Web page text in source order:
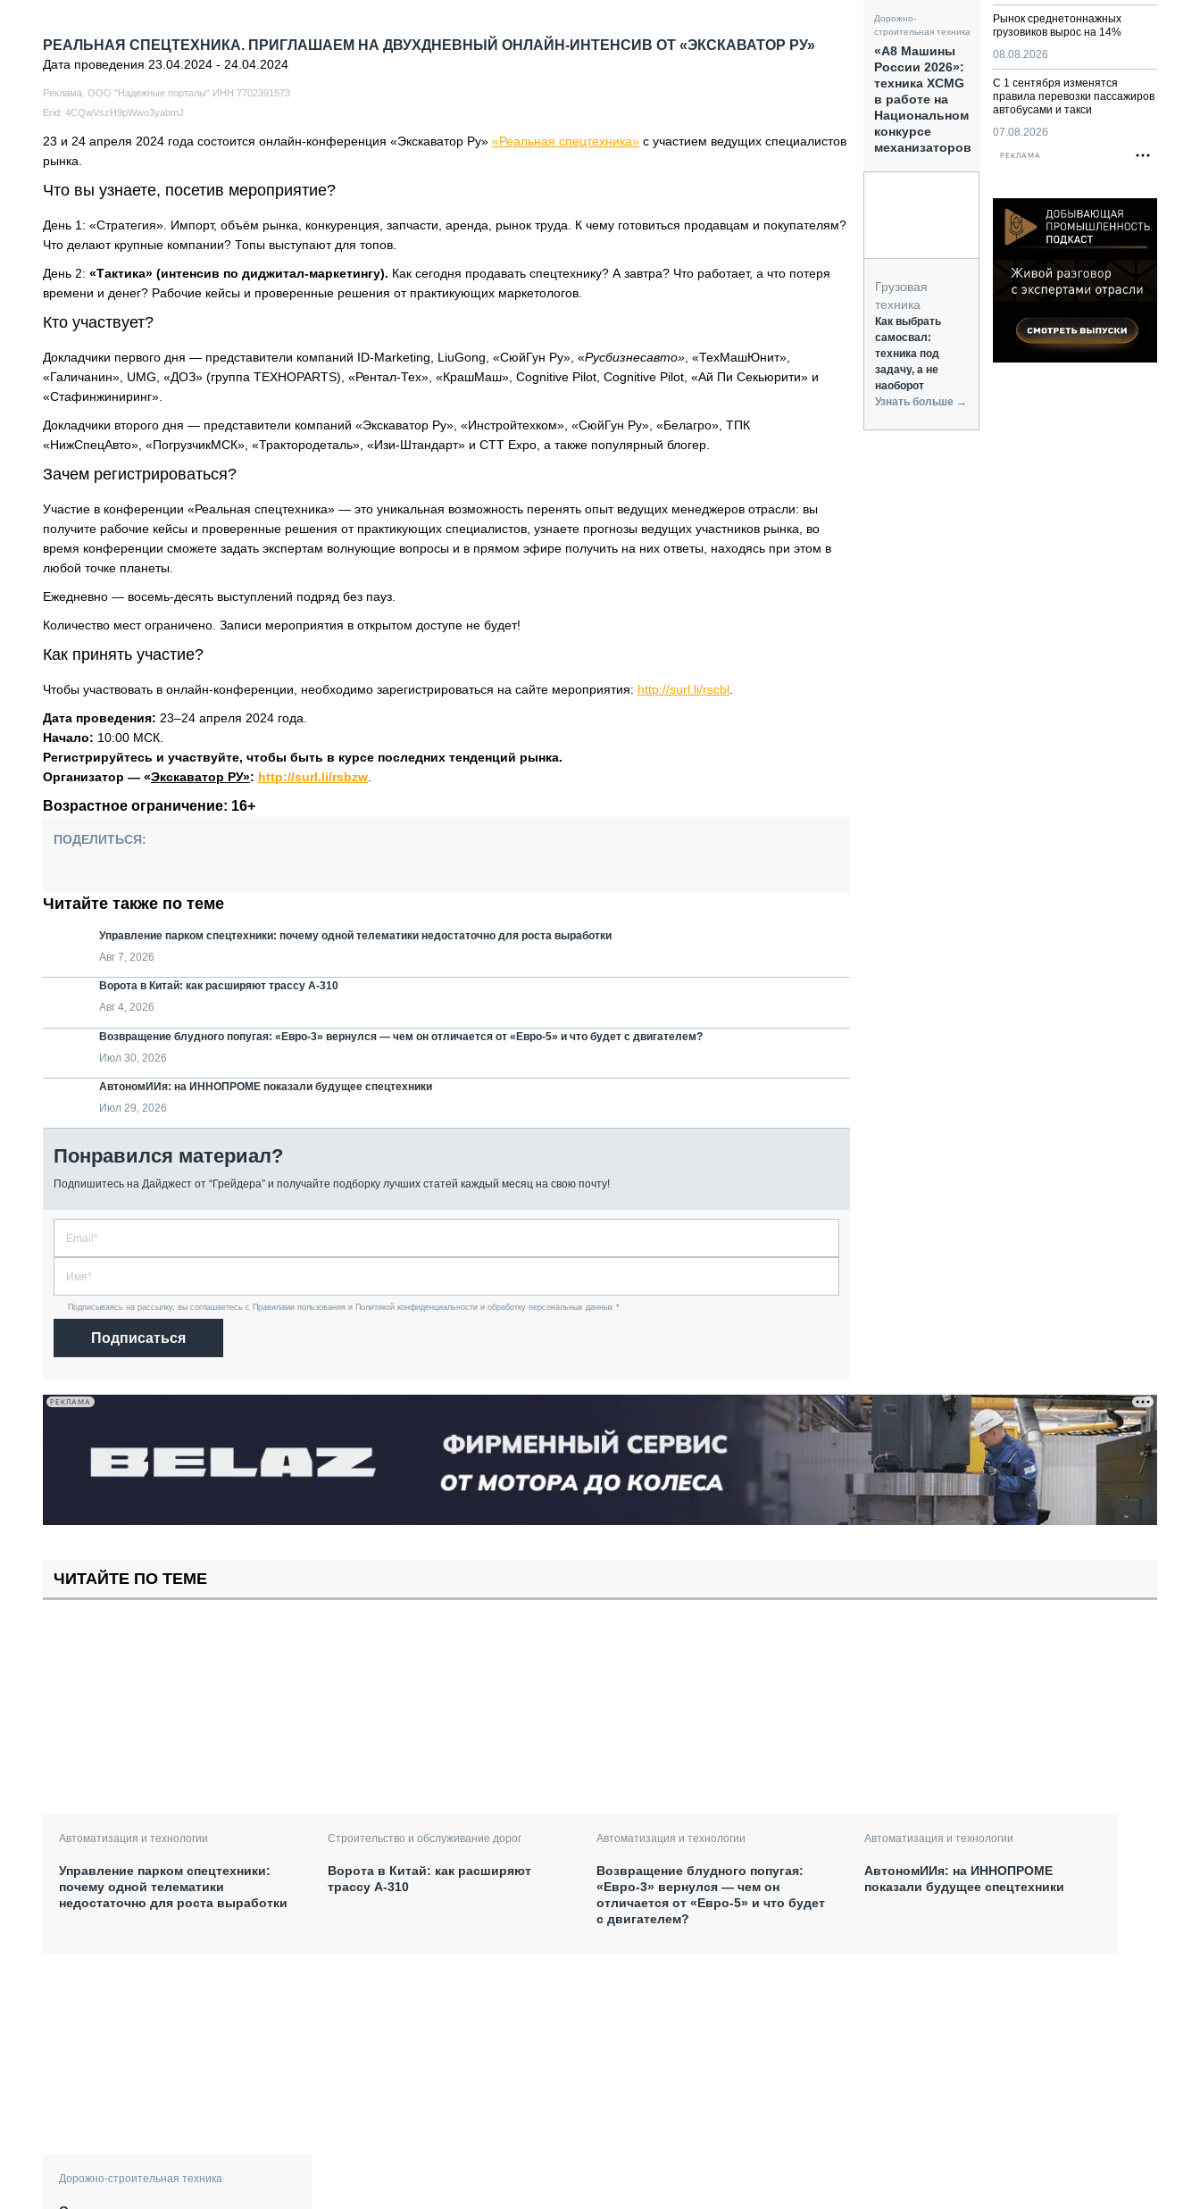
РЕАЛЬНАЯ СПЕЦТЕХНИКА. ПРИГЛАШАЕМ НА ДВУХДНЕВНЫЙ ОНЛАЙН-ИНТЕНСИВ ОТ «ЭКСКАВАТОР РУ»
Дата проведения 23.04.2024 - 24.04.2024
Реклама. ООО "Надежные порталы" ИНН 7702391573
Erid: 4CQwVszH9pWwo3yabmJ
23 и 24 апреля 2024 года состоится онлайн-конференция «Экскаватор Ру» «Реальная спецтехника» с участием ведущих специалистов
рынка.
Что вы узнаете, посетив мероприятие?
День 1: «Стратегия». Импорт, объём рынка, конкуренция, запчасти, аренда, рынок труда. К чему готовиться продавцам и покупателям?
Что делают крупные компании? Топы выступают для топов.
День 2: «Тактика» (интенсив по диджитал-маркетингу). Как сегодня продавать спецтехнику? А завтра? Что работает, а что потеря
времени и денег? Рабочие кейсы и проверенные решения от практикующих маркетологов.
Кто участвует?
Докладчики первого дня — представители компаний ID-Marketing, LiuGong, «СюйГун Ру», «Русбизнесавто» , «ТехМашЮнит»,
«Галичанин», UMG, «ДОЗ» (группа ТЕХНОPARTS), «Рентал-Тех», «КрашМаш», Cognitive Pilot, Cognitive Pilot, «Ай Пи Секьюрити» и
«Стафинжиниринг».
Докладчики второго дня — представители компаний «Экскаватор Ру», «Инстройтехком», «СюйГун Ру», «Белагро», ТПК
«НижСпецАвто», «ПогрузчикМСК», «Трактородеталь», «Изи-Штандарт» и CTT Expo, а также популярный блогер.
Зачем регистрироваться?
Участие в конференции «Реальная спецтехника» — это уникальная возможность перенять опыт ведущих менеджеров отрасли: вы
получите рабочие кейсы и проверенные решения от практикующих специалистов, узнаете прогнозы ведущих участников рынка, во
время конференции сможете задать экспертам волнующие вопросы и в прямом эфире получить на них ответы, находясь при этом в
любой точке планеты.
Ежедневно — восемь-десять выступлений подряд без пауз.
Количество мест ограничено. Записи мероприятия в открытом доступе не будет!
Как принять участие?
Чтобы участвовать в онлайн-конференции, необходимо зарегистрироваться на сайте мероприятия: http://surl.li/rscbl
Дата проведения: 23–24 апреля 2024 года.
Начало: 10:00 МСК.
Регистрируйтесь и участвуйте, чтобы быть в курсе последних тенденций рынка.
Организатор — «Экскаватор РУ»: http://surl.li/rsbzw
Возрастное ограничение: 16+
ПОДЕЛИТЬСЯ:
Читайте также по теме
Управление парком спецтехники: почему одной телематики недостаточно для роста выработки
Авг 7, 2026
Ворота в Китай: как расширяют трассу А-310
Авг 4, 2026
Возвращение блудного попугая: «Евро-3» вернулся — чем он отличается от «Евро-5» и что будет с двигателем?
Июл 30, 2026
АвтономИИя: на ИННОПРОМЕ показали будущее спецтехники
Июл 29, 2026
Понравился материал?
Подпишитесь на Дайджест от “Грейдера” и получайте подборку лучших статей каждый месяц на свою почту!
Подписываясь на рассылку, вы соглашаетесь с Правилами пользования и Политикой конфиденциальности и обработку персональных данных *
Подписаться
Дорожно-
строительная техника
«А8 Машины
России 2026»:
техника XCMG
в работе на
Национальном
конкурсе
механизаторов
Грузовая
техника
Как выбрать
самосвал:
техника под
задачу, а не
наоборот
Узнать больше →
Рынок среднетоннажных
грузовиков вырос на 14%
08.08.2026
С 1 сентября изменятся
правила перевозки пассажиров
автобусами и такси
07.08.2026
РЕКЛАМА
РЕКЛАМА
ЧИТАЙТЕ ПО ТЕМЕ
Автоматизация и технологии
Управление парком спецтехники:
почему одной телематики
недостаточно для роста выработки
Строительство и обслуживание дорог
Ворота в Китай: как расширяют
трассу А-310
Автоматизация и технологии
Возвращение блудного попугая:
«Евро-3» вернулся — чем он
отличается от «Евро-5» и что будет
с двигателем?
Автоматизация и технологии
АвтономИИя: на ИННОПРОМЕ
показали будущее спецтехники
Дорожно-строительная техника